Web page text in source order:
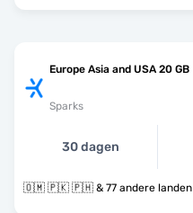
Europe Asia and USA 20 GB
Sparks
30 dagen
🇴🇲 🇵🇰 🇵🇭 & 77 andere landen